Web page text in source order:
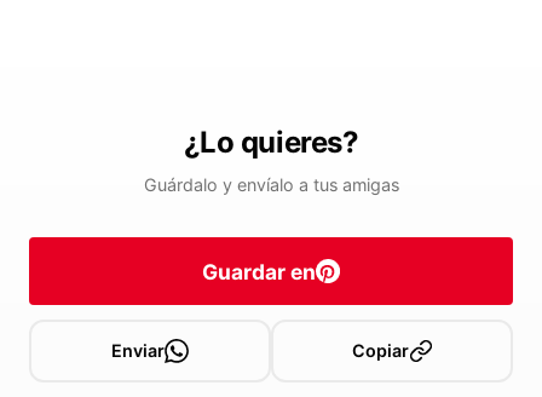
¿Lo quieres?
Guárdalo y envíalo a tus amigas
Guardar en
Enviar Copiar